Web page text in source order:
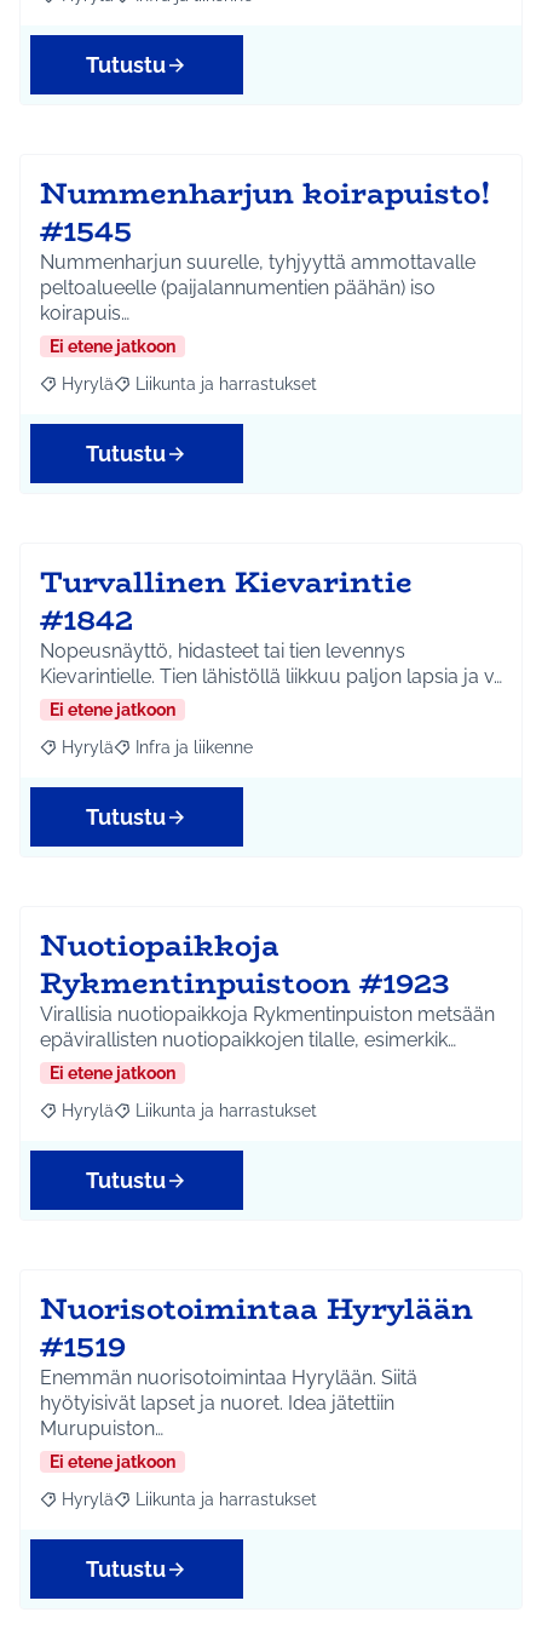
Rajaa tulokset aihepiirin mukaan: Hyrylä
Rajaa tulokset teeman mukaan: Infra ja liikenne
Tutustu
Nummenharjun koirapuisto!
#1545
Nummenharjun suurelle, tyhjyyttä ammottavalle
peltoalueelle (paijalannumentien päähän) iso
koirapuis…
Ei etene jatkoon
Rajaa tulokset aihepiirin mukaan: Hyrylä
Hyrylä Rajaa tulokset teeman mukaan: Liikunta ja
Liikunta ja harrastukset
Tutustu
Turvallinen Kievarintie
#1842
Nopeusnäyttö, hidasteet tai tien levennys
Kievarintielle. Tien lähistöllä liikkuu paljon lapsia ja v…
Ei etene jatkoon
Rajaa tulokset aihepiirin mukaan: Hyrylä
Hyrylä Rajaa tulokset teeman mukaan: Infra ja liikenne
Infra ja liikenne
Tutustu
Nuotiopaikkoja
Rykmentinpuistoon #1923
Virallisia nuotiopaikkoja Rykmentinpuiston metsään
epävirallisten nuotiopaikkojen tilalle, esimerkik…
Ei etene jatkoon
Rajaa tulokset aihepiirin mukaan: Hyrylä
Hyrylä Rajaa tulokset teeman mukaan: Liikunta ja
Liikunta ja harrastukset
Tutustu
Nuorisotoimintaa Hyrylään
#1519
Enemmän nuorisotoimintaa Hyrylään. Siitä
hyötyisivät lapset ja nuoret. Idea jätettiin
Murupuiston…
Ei etene jatkoon
Rajaa tulokset aihepiirin mukaan: Hyrylä
Hyrylä Rajaa tulokset teeman mukaan: Liikunta ja
Liikunta ja harrastukset
Tutustu